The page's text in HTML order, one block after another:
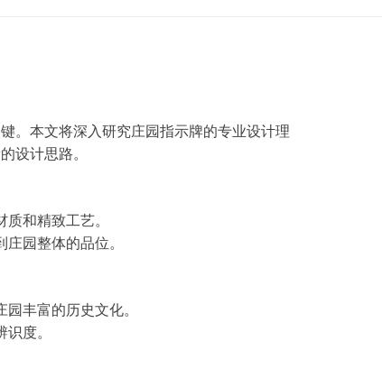
。本文将深入研究庄园指示牌的专业设计理
设计思路。
和精致工艺。
园整体的品位。
丰富的历史文化。
度。